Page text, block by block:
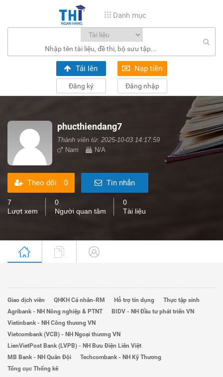
Danh mục
Tải lên Nạp tiền
Đăng ký Đăng nhập
phucthiendang7
Thành viên từ: 2025-10-03 14:17:59
Nam
N/A
Theo dõi 0 Tin nhắn
7
Lượt xem
0
Người quan tâm
0
Tài liệu
Giao dịch viên QHKH Cá nhân-RM Hỗ trợ tín dụng
Thực tập sinh
Agribank - NH Nông nghiệp & PTNT
BIDV - NH Đầu tư phát triển VN
Vietinbank - NH Công thương VN
Vietcombank (VCB) - NH Ngoại thương VN
LienVietPost Bank (LVPB) - NH Bưu Điện Liên Việt
MB Bank - NH Quân Đội
Techcombank - NH Kỹ Thương
Tổng cục Thống kê